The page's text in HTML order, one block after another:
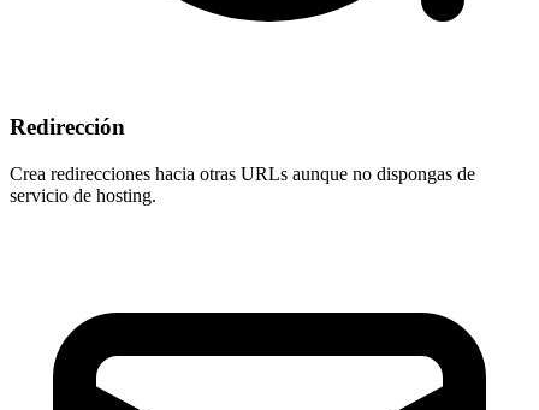
Redirección
Crea redirecciones hacia otras URLs aunque no dispongas de
servicio de hosting.